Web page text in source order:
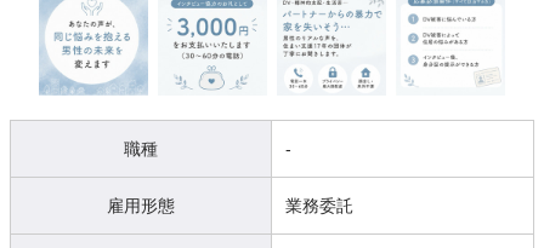
職種 -
雇用形態 業務委託